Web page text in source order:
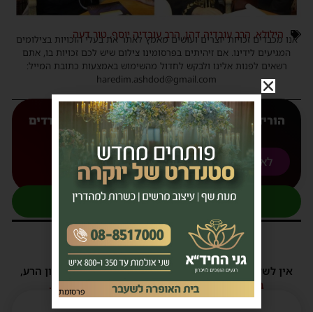
הילולא, הרב עובדיה דהן,הרב עובדיה יוסף,טור דעה
אנו מכבדים זכויות יוצרים ועושים מאמץ לאתר את בעלי הזכויות בצילומים
המגיעים לידינו. אם זיהיתים בפרסומינו צילום שיש לכם זכויות בו, אתם
רשאים לפנות אלינו ולבקש לחדול מהשימוש באמצעות כתובת המייל:
haredim.ashdod@gmail.com
הורידו עכשיו את האפליקצייה המובילה של 'חרדים
אשדוד' אליכם לנייד
לאנדורואיד
לאפל
להצטרפות לקבוצת העדכונים בוואטסאפ
1 תגובות
אין לשלוח תגובות שאינם הולמות או מכילות דברי לשון הרע,
הסתה ורכילות.
במידה ולא ניתן להגיב - הכתבה סגורה לתגובות.
פרסומת